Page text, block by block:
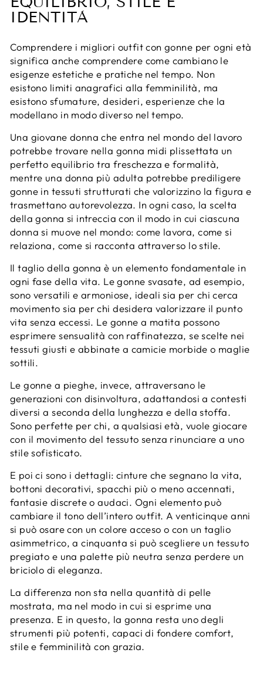
IDENTITÀ
Comprendere i migliori outfit con gonne per ogni età
significa anche comprendere come cambiano le
esigenze estetiche e pratiche nel tempo. Non
esistono limiti anagrafici alla femminilità, ma
esistono sfumature, desideri, esperienze che la
modellano in modo diverso nel tempo.
Una giovane donna che entra nel mondo del lavoro
potrebbe trovare nella gonna midi plissettata un
perfetto equilibrio tra freschezza e formalità,
mentre una donna più adulta potrebbe prediligere
gonne in tessuti strutturati che valorizzino la figura e
trasmettano autorevolezza. In ogni caso, la scelta
della gonna si intreccia con il modo in cui ciascuna
donna si muove nel mondo: come lavora, come si
relaziona, come si racconta attraverso lo stile.
Il taglio della gonna è un elemento fondamentale in
ogni fase della vita. Le gonne svasate, ad esempio,
sono versatili e armoniose, ideali sia per chi cerca
movimento sia per chi desidera valorizzare il punto
vita senza eccessi. Le gonne a matita possono
esprimere sensualità con raffinatezza, se scelte nei
tessuti giusti e abbinate a camicie morbide o maglie
sottili.
Le gonne a pieghe, invece, attraversano le
generazioni con disinvoltura, adattandosi a contesti
diversi a seconda della lunghezza e della stoffa.
Sono perfette per chi, a qualsiasi età, vuole giocare
con il movimento del tessuto senza rinunciare a uno
stile sofisticato.
E poi ci sono i dettagli: cinture che segnano la vita,
bottoni decorativi, spacchi più o meno accennati,
fantasie discrete o audaci. Ogni elemento può
cambiare il tono dell’intero outfit. A venticinque anni
si può osare con un colore acceso o con un taglio
asimmetrico, a cinquanta si può scegliere un tessuto
pregiato e una palette più neutra senza perdere un
briciolo di eleganza.
La differenza non sta nella quantità di pelle
mostrata, ma nel modo in cui si esprime una
presenza. E in questo, la gonna resta uno degli
strumenti più potenti, capaci di fondere comfort,
stile e femminilità con grazia.